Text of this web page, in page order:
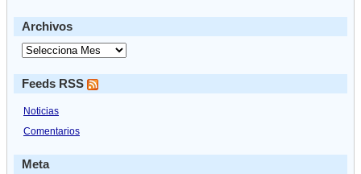
Archivos
Feeds RSS
Noticias
Comentarios
Meta